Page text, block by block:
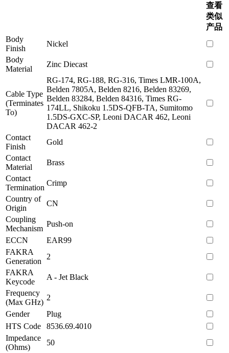
查看
类似
产品
Body
Finish
Nickel
Body
Material
Zinc Diecast
Cable Type
(Terminates
To)
RG-174, RG-188, RG-316, Times LMR-100A,
Belden 7805A, Belden 8216, Belden 83269,
Belden 83284, Belden 84316, Times RG-
174LL, Shikoku 1.5DS-QFB-TA, Sumitomo
1.5DS-GXC-SP, Leoni DACAR 462, Leoni
DACAR 462-2
Contact
Finish
Gold
Contact
Material
Brass
Contact
Termination
Crimp
Country of
Origin
CN
Coupling
Mechanism
Push-on
ECCN
EAR99
FAKRA
Generation
2
FAKRA
Keycode
A - Jet Black
Frequency
(Max GHz)
2
Gender
Plug
HTS Code
8536.69.4010
Impedance
(Ohms)
50